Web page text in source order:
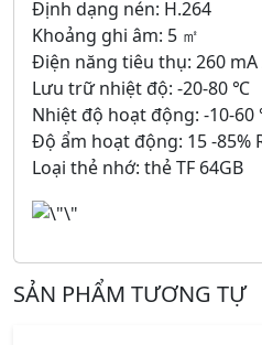
Định dạng nén: H.264
Khoảng ghi âm: 5 ㎡
Điện năng tiêu thụ: 260 mA
Lưu trữ nhiệt độ: -20-80 ℃
Nhiệt độ hoạt động: -10-
Độ ẩm hoạt động: 15 -85%
Loại thẻ nhớ: thẻ TF 64GB
SẢN PHẨM TƯƠNG TỰ